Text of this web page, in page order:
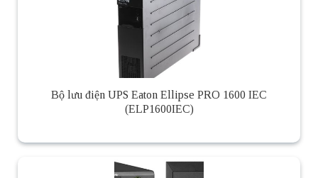
Bộ lưu điện UPS Eaton Ellipse PRO 1600 IEC
(ELP1600IEC)